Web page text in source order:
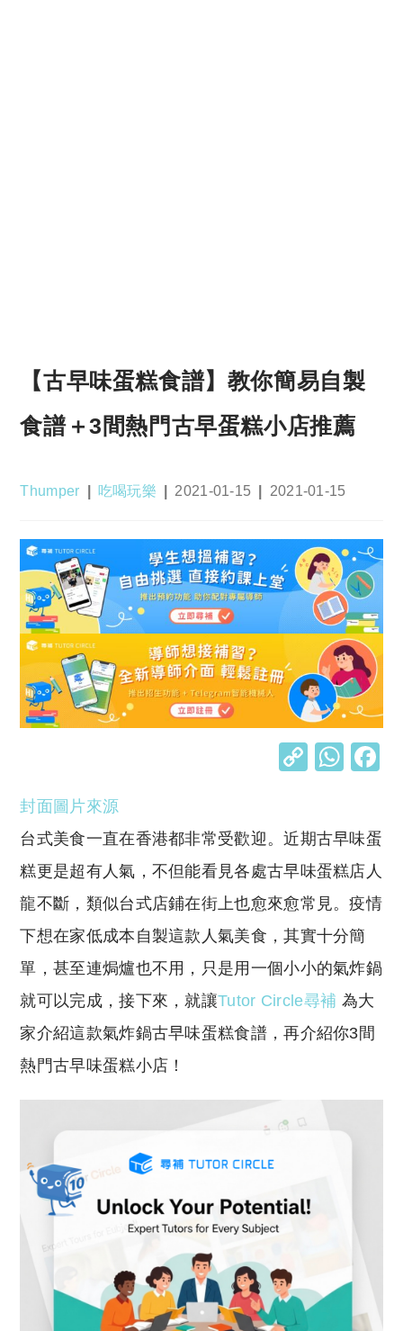
【古早味蛋糕食譜】教你簡易自製
食譜＋3間熱門古早蛋糕小店推薦
Post
Thumper
Post
吃喝玩樂
Post
2021-01-15
Post
2021-01-15
C
y
Li
n
k
W
s
A
p
p
封面圖片來源
台式美食一直在香港都非常受歡迎。近期古早味蛋
糕更是超有人氣，不但能看見各處古早味蛋糕店人
龍不斷，類似台式店鋪在街上也愈來愈常見。疫情
下想在家低成本自製這款人氣美食，其實十分簡
單，甚至連焗爐也不用，只是用一個小小的氣炸鍋
就可以完成，接下來，就讓Tutor Circle尋補 為大
家介紹這款氣炸鍋古早味蛋糕食譜，再介紹你3間
熱門古早味蛋糕小店！